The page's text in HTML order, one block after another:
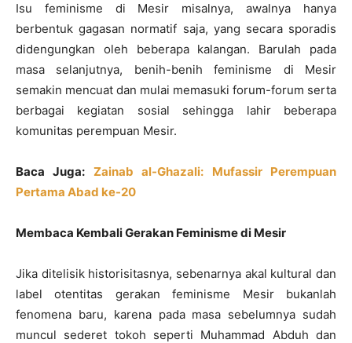
Isu feminisme di Mesir misalnya, awalnya hanya
berbentuk gagasan normatif saja, yang secara sporadis
didengungkan oleh beberapa kalangan. Barulah pada
masa selanjutnya, benih-benih feminisme di Mesir
semakin mencuat dan mulai memasuki forum-forum serta
berbagai kegiatan sosial sehingga lahir beberapa
komunitas perempuan Mesir.
Baca Juga: Zainab al-Ghazali: Mufassir Perempuan
Pertama Abad ke-20
Membaca Kembali Gerakan Feminisme di Mesir
Jika ditelisik historisitasnya, sebenarnya akal kultural dan
label otentitas gerakan feminisme Mesir bukanlah
fenomena baru, karena pada masa sebelumnya sudah
muncul sederet tokoh seperti Muhammad Abduh dan